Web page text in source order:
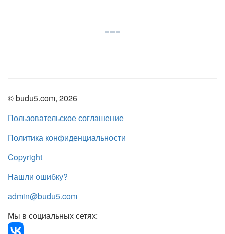
© budu5.com, 2026
Пользовательское соглашение
Политика конфиденциальности
Copyright
Нашли ошибку?
admin@budu5.com
Мы в социальных сетях: